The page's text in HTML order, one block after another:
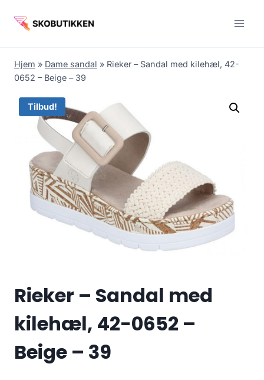
Hjem » Dame sandal » Rieker – Sandal med kilehæl, 42-
0652 – Beige – 39
Tilbud!
Rieker – Sandal med
kilehæl, 42-0652 –
Beige – 39